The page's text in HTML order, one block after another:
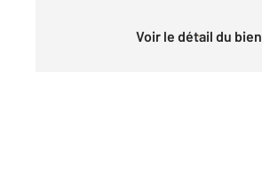
Voir le détail du bien